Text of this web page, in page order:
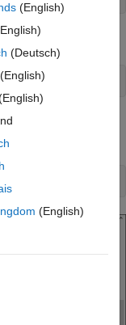
adding this line:
sudo access to a
(English)
(Deutsch)
(English)